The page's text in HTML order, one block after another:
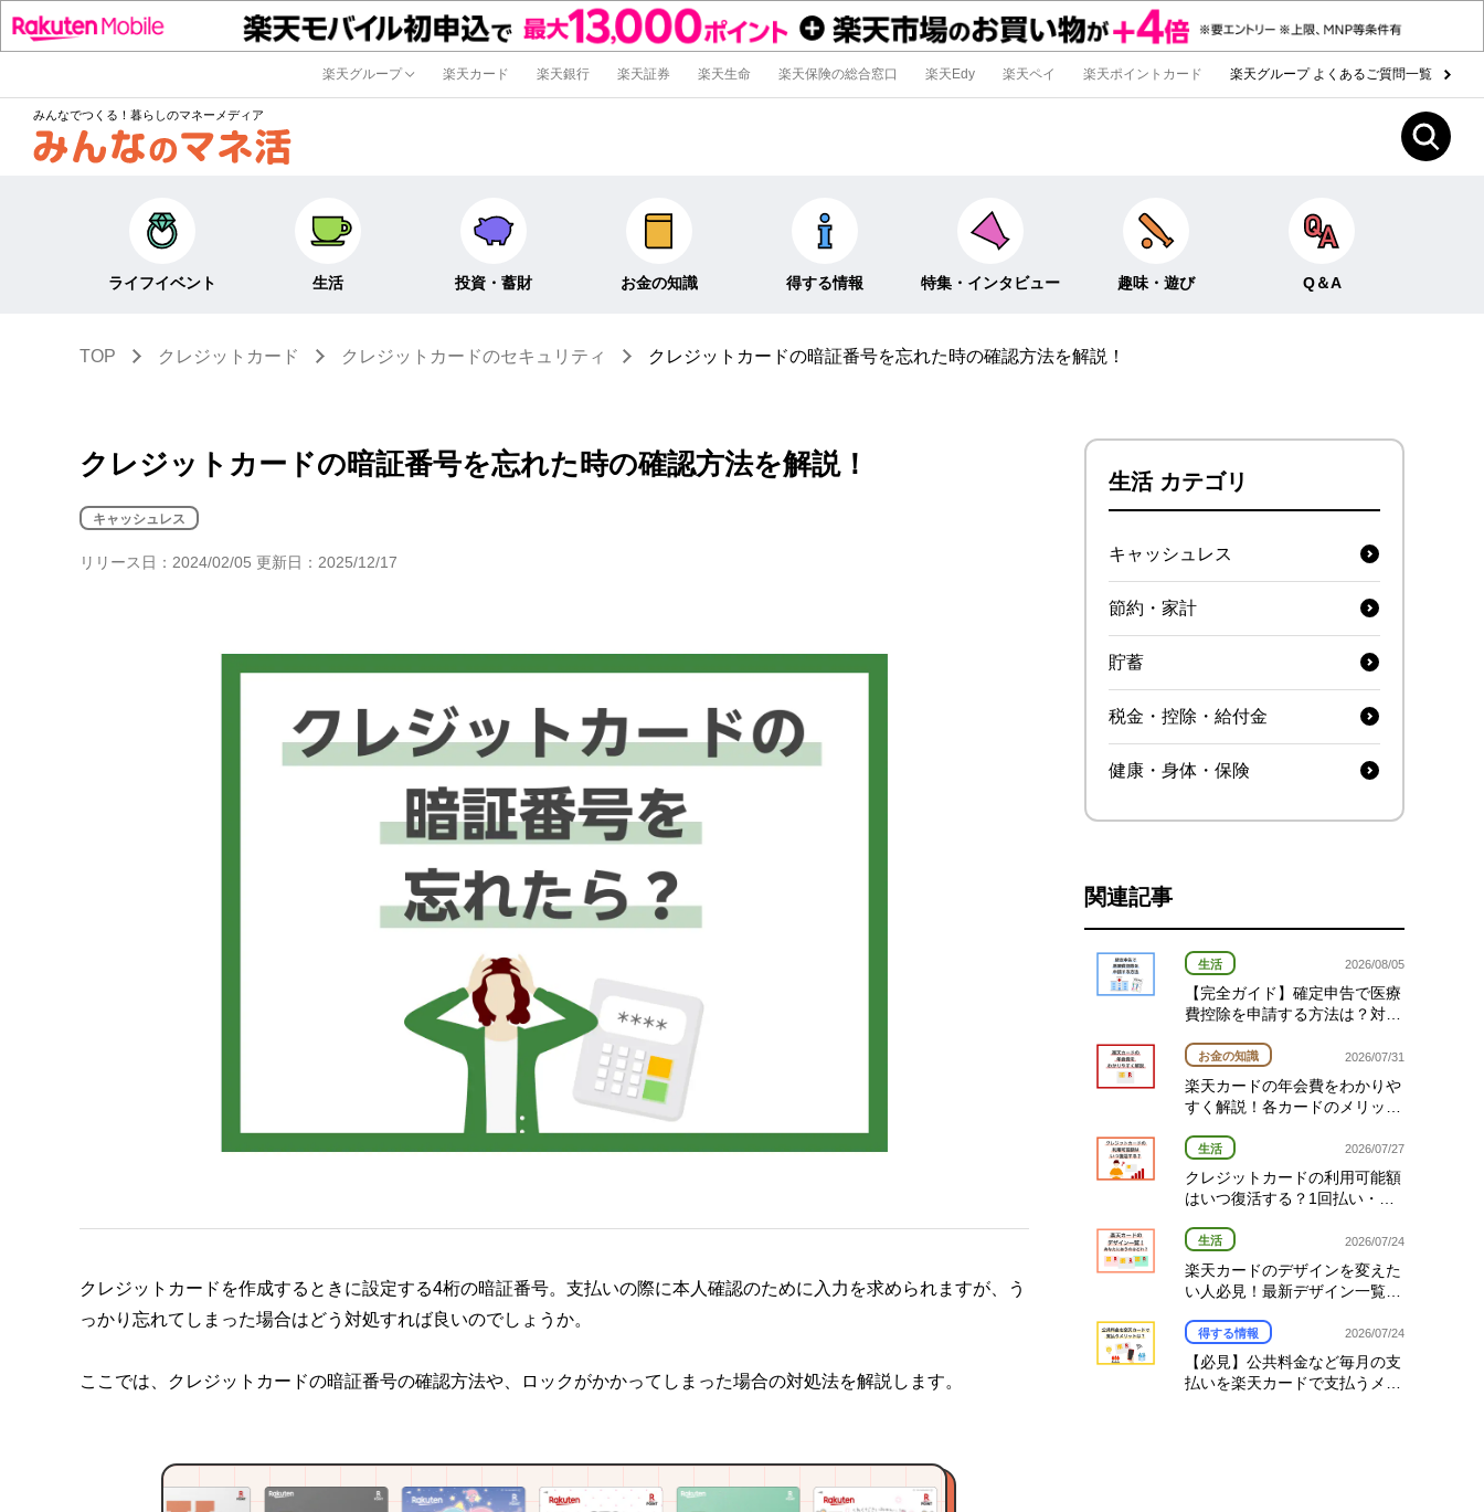
楽天グループ 楽天カード 楽天銀行 楽天証券 楽天生命 楽天保険の総合窓口 楽天Edy 楽天ペイ 楽天ポイントカード 楽天グループ よくあるご質問一覧
みんなでつくる！暮らしのマネーメディア
ライフイベント
キャリア・働き方
生活・住まい
年金・老後・相続
生活
キャッシュレス
税金・控除・給付金
投資・蓄財
株式・投資信託
NISA
iDeCo・そのほか投資
お金の知識
経済キーワード
得する情報
ポイ活・節約術
特集・インタビュー
特集
趣味・遊び
Fun！なこと
みんなのホンネ
Q＆A
投資・貯蓄
お金の知識
TOP クレジットカード クレジットカードのセキュリティ クレジットカードの暗証番号を忘れた時の確認方法を解説！
クレジットカードの暗証番号を忘れた時の確認方法を解説！
キャッシュレス
リリース日：2024/02/05 更新日：2025/12/17
クレジットカードを作成するときに設定する4桁の暗証番号。支払いの際に本人確認のために入力を求められますが、う
っかり忘れてしまった場合はどう対処すれば良いのでしょうか。
ここでは、クレジットカードの暗証番号の確認方法や、ロックがかかってしまった場合の対処法を解説します。
生活 カテゴリ
キャッシュレス
節約・家計
貯蓄
税金・控除・給付金
健康・身体・保険
関連記事
生活 2026/08/05
【完全ガイド】確定申告で医療
費控除を申請する方法は？対象
お金の知識 2026/07/31
楽天カードの年会費をわかりや
すく解説！各カードのメリット
生活 2026/07/27
クレジットカードの利用可能額
はいつ復活する？1回払い・分
ミング完全ガイド
生活 2026/07/24
楽天カードのデザインを変えた
い人必見！最新デザイン一覧と
得する情報 2026/07/24
【必見】公共料金など毎月の支
払いを楽天カードで支払うメリ